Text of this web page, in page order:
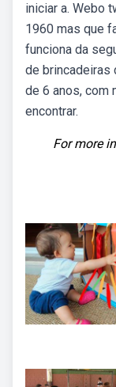
iniciar a. Webo
1960 mas que
funciona da
de brincadeiras
de 6 anos, com
encontrar.
For more